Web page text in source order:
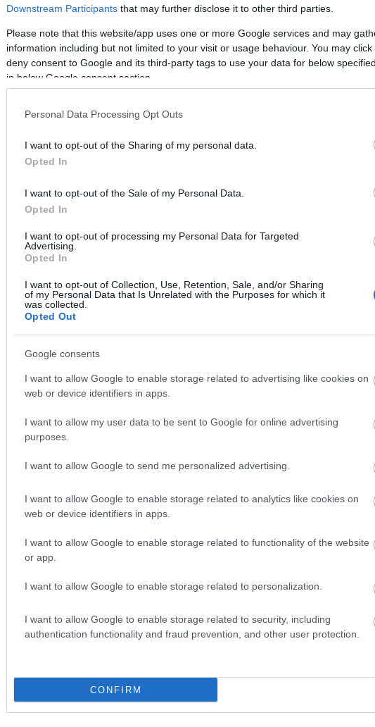
Downstream Participants that may further disclose it to other third parties.
Please note that this website/app uses one or more Google services and may
information including but not limited to your visit or usage behaviour. You may
deny consent to Google and its third-party tags to use your data for below
in below Google consent section.
Personal Data Processing Opt Outs
I want to opt-out of the Sharing of my personal data.
Opted In
I want to opt-out of the Sale of my Personal Data.
Opted In
I want to opt-out of processing my Personal Data for Targeted
Advertising.
Opted In
I want to opt-out of Collection, Use, Retention, Sale, and/or Sharing
of my Personal Data that Is Unrelated with the Purposes for which it
was collected.
Opted Out
Google consents
I want to allow Google to enable storage related to advertising like cookies on
web or device identifiers in apps.
I want to allow my user data to be sent to Google for online advertising
purposes.
I want to allow Google to send me personalized advertising.
I want to allow Google to enable storage related to analytics like cookies on
web or device identifiers in apps.
I want to allow Google to enable storage related to functionality of the website
or app.
I want to allow Google to enable storage related to personalization.
I want to allow Google to enable storage related to security, including
authentication functionality and fraud prevention, and other user protection.
CONFIRM
AMC
A
A
játék
M4